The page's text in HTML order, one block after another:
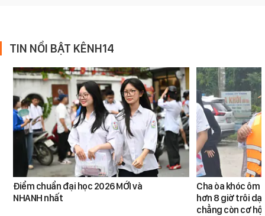
TIN NỔI BẬT KÊNH14
Điểm chuẩn đại học 2026 MỚI và
NHANH nhất
Cha òa khóc ôm
hơn 8 giờ trôi
chẳng còn cơ